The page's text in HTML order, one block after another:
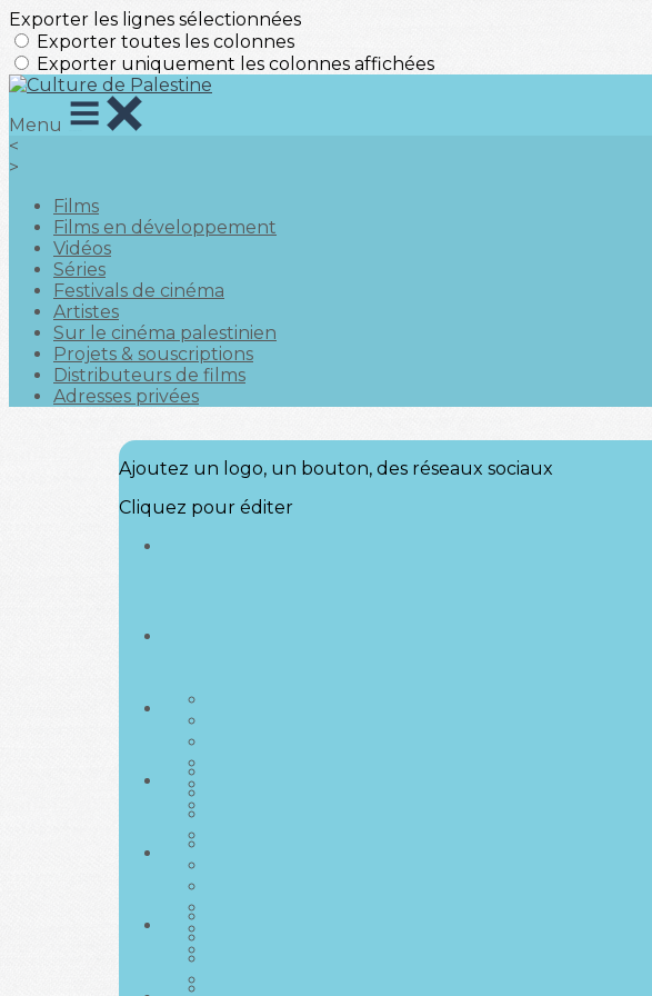
Exporter les lignes sélectionnées
Exporter toutes les colonnes
Exporter uniquement les colonnes affichées
Menu
<
>
Films
Films en développement
Vidéos
Séries
Festivals de cinéma
Artistes
Sur le cinéma palestinien
Projets & souscriptions
Distributeurs de films
Adresses privées
Ajoutez un logo, un bouton, des réseaux sociaux
Cliquez pour éditer